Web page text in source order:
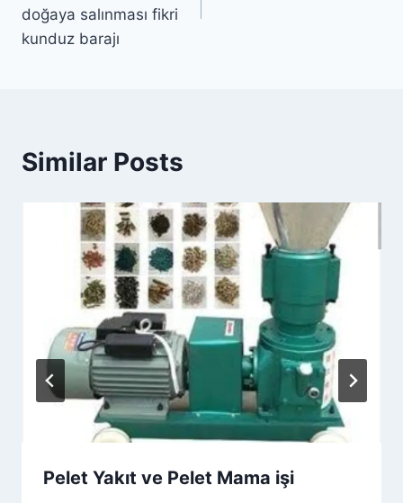
doğaya salınması fikri
kunduz barajı
Similar Posts
Pelet Yakıt ve Pelet Mama işi